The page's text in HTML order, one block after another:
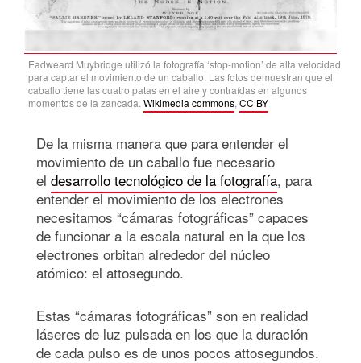
Eadweard Muybridge utilizó la fotografía ‘stop-motion’ de alta velocidad
para captar el movimiento de un caballo. Las fotos demuestran que el
caballo tiene las cuatro patas en el aire y contraídas en algunos
momentos de la zancada. Wikimedia commons, CC BY
De la misma manera que para entender el
movimiento de un caballo fue necesario
el desarrollo tecnológico de la fotografía, para
entender el movimiento de los electrones
necesitamos “cámaras fotográficas” capaces
de funcionar a la escala natural en la que los
electrones orbitan alrededor del núcleo
atómico: el attosegundo.
Estas “cámaras fotográficas” son en realidad
láseres de luz pulsada en los que la duración
de cada pulso es de unos pocos attosegundos.